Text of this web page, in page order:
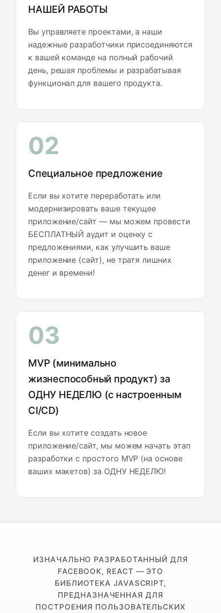
НАШЕЙ РАБОТЫ
Вы управляете проектами, а наши
надежные разработчики присоединяются
к вашей команде на полный рабочий
день, решая проблемы и разрабатывая
функционал для вашего продукта.
02
Специальное предложение
Если вы хотите переработать или
модернизировать ваше текущее
приложение/сайт — мы можем провести
БЕСПЛАТНЫЙ аудит и оценку с
предложениями, как улучшить ваше
приложение (сайт), не тратя лишних
денег и времени!
03
MVP (минимально
жизнеспособный продукт) за
ОДНУ НЕДЕЛЮ (с настроенным
CI/CD)
Если вы хотите создать новое
приложение/сайт, мы можем начать этап
разработки с простого MVP (на основе
ваших макетов) за ОДНУ НЕДЕЛЮ!
ИЗНАЧАЛЬНО РАЗРАБОТАННЫЙ ДЛЯ
FACEBOOK, REACT — ЭТО
БИБЛИОТЕКА JAVASCRIPT,
ПРЕДНАЗНАЧЕННАЯ ДЛЯ
ПОСТРОЕНИЯ ПОЛЬЗОВАТЕЛЬСКИХ